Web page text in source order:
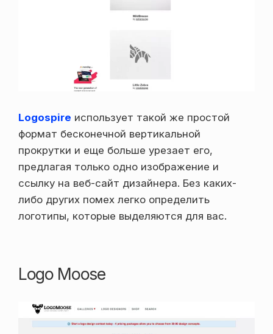
Logospire использует такой же простой
формат бесконечной вертикальной
прокрутки и еще больше урезает его,
предлагая только одно изображение и
ссылку на веб-сайт дизайнера. Без каких-
либо других помех легко определить
логотипы, которые выделяются для вас.
Logo Moose